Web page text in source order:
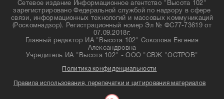
Сетевое издание Информационное агентство "Высота 102"
зарегистрировано Федеральной службой по надзору в сфере
связи, информационных технологий и массовых коммуникаций
(Роскомнадзор). Регистрационный номер Эл № ФС77-73619 от
07.09.2018г.
Главный редактор ИА "Высота 102" Соколова Евгения
Александровна
Учредитель ИА "Высота 102" - ООО "СВЖ "ОСТРОВ"
Политика конфиденциальности
Правила использования, перепечатки и цитирования материалов